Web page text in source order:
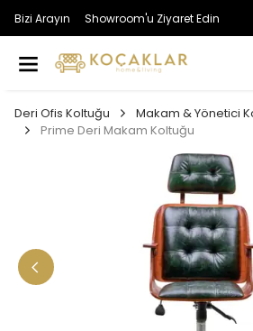
Bizi Arayın Showroom'u Ziyaret Edin
Deri Ofis Koltuğu
Makam & Yönetici
Prime Deri Makam Koltuğu